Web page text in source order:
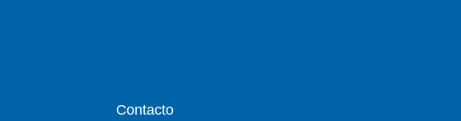
Contacto